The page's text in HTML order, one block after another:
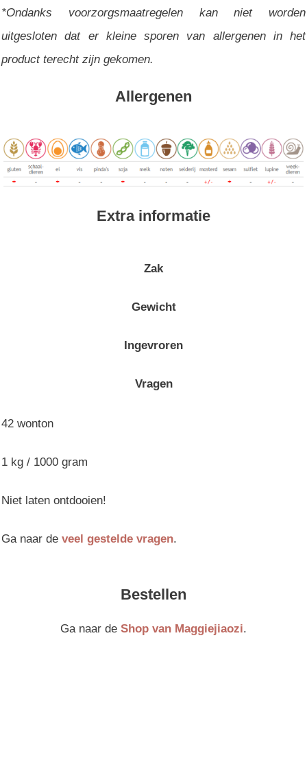
*Ondanks voorzorgsmaatregelen kan niet worden
uitgesloten dat er kleine sporen van allergenen in het
product terecht zijn gekomen.
Allergenen
Extra informatie
Zak
Gewicht
Ingevroren
Vragen
42 wonton
1 kg / 1000 gram
Niet laten ontdooien!
Ga naar de veel gestelde vragen.
Bestellen
Ga naar de Shop van Maggiejiaozi.